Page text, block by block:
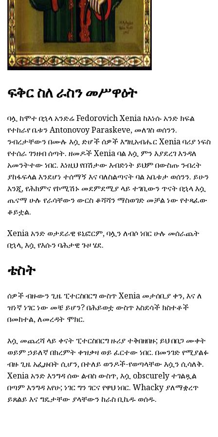
ፍቅር ስለ ራስን መሥዋዕት
ባሏ ከሞተ በኋላ አንድሬ Fedorovich Xenia ከእነሱ አንድ ክፍል
የተከራየ ቤቱን Antonovoy Paraskeve, መለገስ ወሰንን.
ንብረታቸውን በሙሉ እሷ ድሆች ሰዎች እግዚአብሔር Xenia ባሪያ ነፍስ
የተሰራ ገንዘብ ሰጣት. ዘመዶች Xenia ባል እሷ ምን እያደረገ እንዳለ
አመንትተው ነበር. እነዚህ የበሽታው እብድነት ይህም በውስጡ ንብረት
ያከፋፍላል እንደሆነ ተሰማኝ እና ባለስልጣናት ባል አቤቱታ ወሰንን. ይሁን
እንጂ, የሕክምና የኮሚሽኑ መደምደሚያ ላይ ተገቢውን ጥናት በኋላ እሷ
ጤናማ ሁሉ የራሳቸውን ውርስ ቆሻሻን ማስወገድ መቻል ነው የተጻፈው
ቆይቷል.
Xenia አንድ ወታደራዊ ዩኒፎርም, ባሏን ለብሶ ነበር ሁሉ መሰራጨት
በኋላ, እሷ የእሱን ባሕታዊ ጉዞ ሄደ.
ቴስት
ሰዎች ብዙውን ጊዜ ፒተርስበርግ ውስጥ Xenia መታሰቢያ ቀን, እና ለ
ዝነኛ ነገር ነው መቼ ይሆን? በሕይወቷ ውስጥ አስደሳች ክስተቶች
በመከተል, ለመረዳት ሞክር.
እሷ መጨረሻ ላይ ቀናት ፒተርስበርግ ዙሪያ ተቅበዘበዙ; ይህ በበጋ ሙቀት
ወይም ኃይለኛ በክረምት ቀዝቃዛ ወይ ፈርተው ነበር. በመንገድ የሚያልፉ
ብዙ ጊዜ አፌዙበት ሲሆን, በተለይ ወንዶች-የወጣላቸው እሷን ሲሳለቅ.
Xenia አንድ እንግዳ ሰው ልብስ ውስጥ, እሷ obscurely ተገልጿል
በጣም እንግዳ አየሁ; ነገር ግን ገርና የዋህ ነበር. Whacky ያለማቋረጥ
ይጸልይ እና ግዴታቸው ያላቸውን ከራስ ቢኬዱ ወሰዱ.